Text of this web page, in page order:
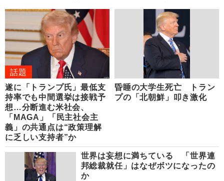
話題
遂に「トランプ氏」最低支
持率でも中間選挙は接戦予
想…分断進む米社会、
「MAGA」「民主社会主
義」の共通点は“政策理解
に乏しい支持者”か
昏睡の大学生死亡 トラン
プの「北朝鮮」叩き激化
世界は妄想に満ちている 「世界連
邦総裁就任」はなぜボツになったの
か